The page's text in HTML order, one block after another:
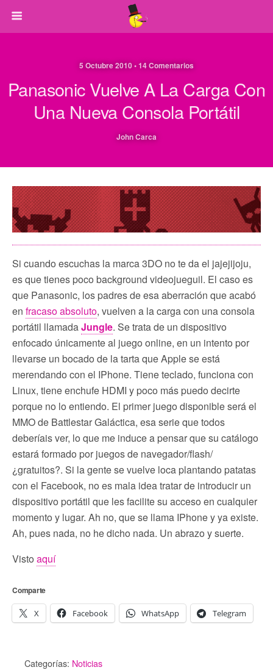
5 Octubre 2010 • 14 Comentarios
Panasonic Vuelve A La Carga Con
Una Nueva Consola Portátil
John Carca
Si cuando escuchas la marca 3DO no te da el jajejijoju,
es que tienes poco background videojueguil. El caso es
que Panasonic, los padres de esa aberración que acabó
en fracaso absoluto, vuelven a la carga con una consola
portátil llamadaJungle. Se trata de un dispositivo
enfocado únicamente al juego online, en un intento por
llevarse un bocado de la tarta que Apple se está
merendando con el IPhone. Tiene teclado, funciona con
Linux, tiene enchufe HDMI y poco más puedo decirte
porque no lo entiendo. El primer juego disponible será el
MMO de Battlestar Galáctica, esa serie que todos
deberíais ver, lo que me induce a pensar que su catálogo
estará formado por juegos de navegador/flash/
¿gratuitos?. Si la gente se vuelve loca plantando patatas
con el Facebook, no es mala idea tratar de introducir un
dispositivo portátil que les facilite su acceso en cualquier
momento y lugar. Ah no, que se llama IPhone y ya existe.
Ah, pues nada, no he dicho nada. Un abrazo y suerte.
Visto aquí
Comparte
X Facebook WhatsApp Telegram
Categorías: Noticias